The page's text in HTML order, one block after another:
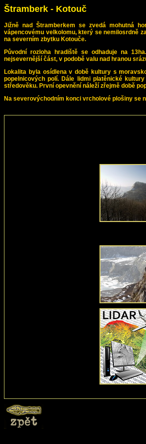
Štramberk - Kotouč
Jižně nad Štramberkem se zvedá mohutná
vápencovému velkolomu, který se nemilosrdně
na severním zbytku Kotouče.
Původní rozloha hradiště se odhaduje na
nejsevernější část, v podobě valu nad hranou
Lokalita byla osídlena v době kultury s
popelnicových polí. Dále lidmi platěnické
středověku. První opevnění náleží zřejmě době
Na severovýchodním konci vrcholové plošiny se